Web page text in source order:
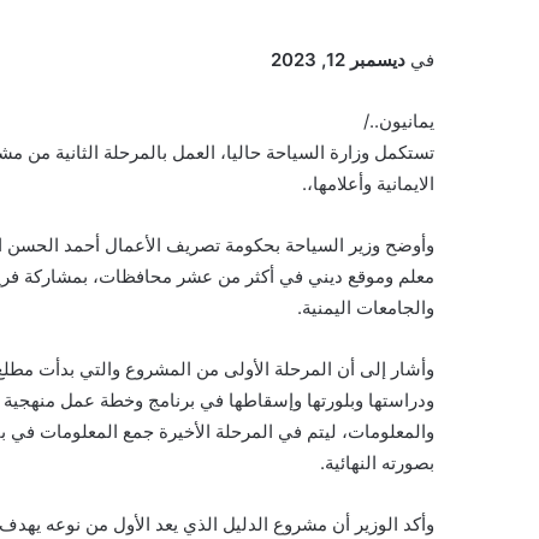
في ديسمبر 12, 2023
يمانيون../
تستكمل وزارة السياحة حاليا، العمل بالمرحلة الثانية من
الايمانية وأعلامها،.
والجامعات اليمنية.
وأشار إلى أن المرحلة الأولى من المشروع والتي بدأت
ودراستها وبلورتها وإسقاطها في برنامج وخطة عمل
والمعلومات، ليتم في المرحلة الأخيرة جمع المعلومات في
بصورته النهائية.
وأكد الوزير أن مشروع الدليل الذي يعد الأول من نوعه يهدف